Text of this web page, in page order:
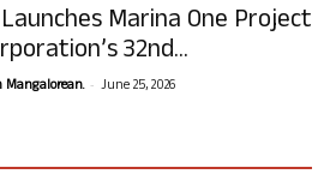
Marina One Project
32nd...
Mangalorean. - June 25, 2026